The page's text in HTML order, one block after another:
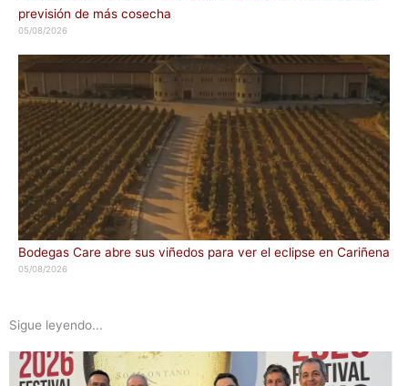
previsión de más cosecha
05/08/2026
Bodegas Care abre sus viñedos para ver el eclipse en Cariñena
05/08/2026
Sigue leyendo...